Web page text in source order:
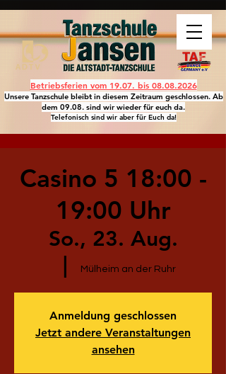
Betriebsferien vom 19.07. bis 08.08.2026
Unsere Tanzschule bleibt in diesem Zeitraum geschlossen. Ab
dem 09.08. sind wir wieder für euch da.
Telefonisch sind wir aber für Euch da!
Casino 5 18:00 -
19:00 Uhr
So., 23. Aug.
Mülheim an der Ruhr
Anmeldung geschlossen
Jetzt andere Veranstaltungen
ansehen